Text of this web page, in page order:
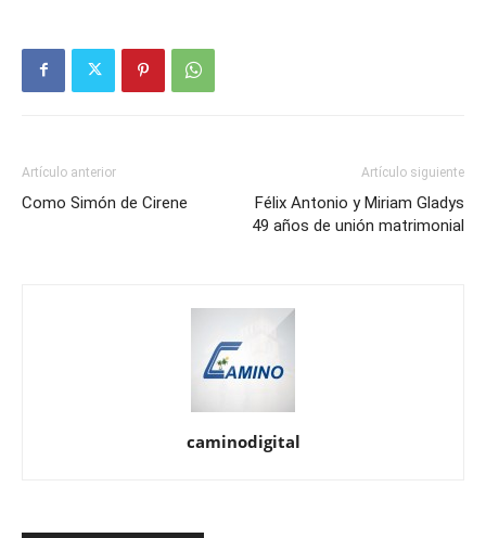
Artículo anterior
Como Simón de Cirene
Artículo siguiente
Félix Antonio y Miriam Gladys
49 años de unión matrimonial
caminodigital